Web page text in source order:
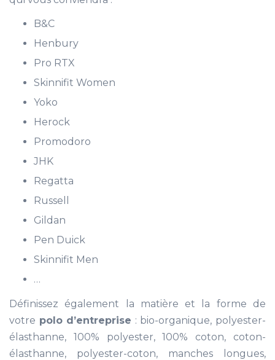
B&C
Henbury
Pro RTX
Skinnifit Women
Yoko
Herock
Promodoro
JHK
Regatta
Russell
Gildan
Pen Duick
Skinnifit Men
…
Définissez également la matière et la forme de
votre polo d’entreprise : bio-organique, polyester-
élasthanne, 100% polyester, 100% coton, coton-
élasthanne, polyester-coton, manches longues,